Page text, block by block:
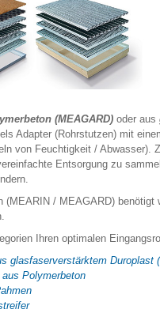
(MEAGARD) oder aus
Adapter (Rohrstutzen) mit
von Feuchtigkeit /
Entsorgung zu
/ MEAGARD) benötigt
Ihren optimalen
glasfaserverstärktem Duroplast
Polymerbeton